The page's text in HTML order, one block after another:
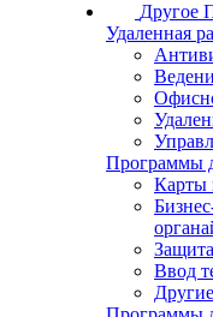
Другое
Удаленная
Программы
Карты
Ввод